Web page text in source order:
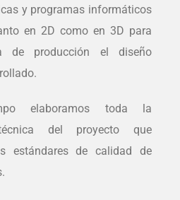
y programas informáticos
en 2D como en 3D para
de producción el diseño
elaboramos toda la
del proyecto que
estándares de calidad de